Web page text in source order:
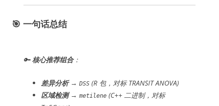
🎯 一句话总结
🔑核心推荐组合：
差异分析→ DSS (R 包，对标 TRANSIT ANOVA)
区域检测→ metilene (C++ 二进制，对标